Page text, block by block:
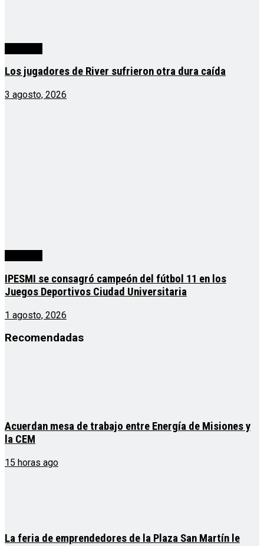
Los jugadores de River sufrieron otra dura caída
3 agosto, 2026
IPESMI se consagró campeón del fútbol 11 en los
Juegos Deportivos Ciudad Universitaria
1 agosto, 2026
Recomendadas
Acuerdan mesa de trabajo entre Energía de Misiones y
la CEM
15 horas ago
La feria de emprendedores de la Plaza San Martín le